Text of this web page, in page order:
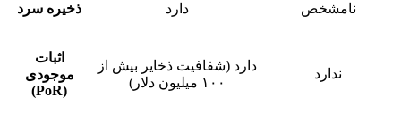
ذخیره سرد دارد نامشخص
اثبات
موجودی
(PoR)
دارد (شفافیت ذخایر بیش از
۱۰۰ میلیون دلار)
ندارد